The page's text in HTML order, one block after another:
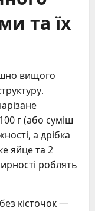
та їх
вищого
г (або суміш
а дрібка
яйце та 2
роблять
кісточок —